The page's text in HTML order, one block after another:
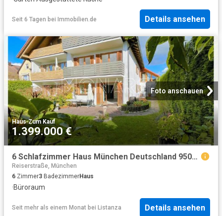
Seit 6 Tagen bei Immobilien.de Details ansehen
Foto anschauen
Haus·Zum Kauf
1.399.000 €
6 Schlafzimmer Haus München Deutschland 95086105
Reiserstraße, München
6 Zimmer3 BadezimmerHaus
·Büroraum
Seit mehr als einem Monat bei Listanza Details ansehen